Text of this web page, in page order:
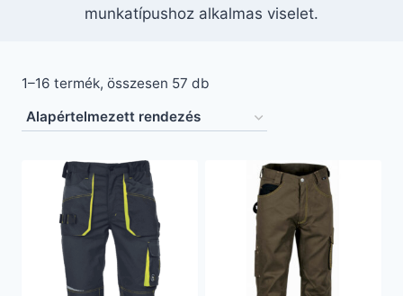
munkatípushoz alkalmas viselet.
1–16 termék, összesen 57 db